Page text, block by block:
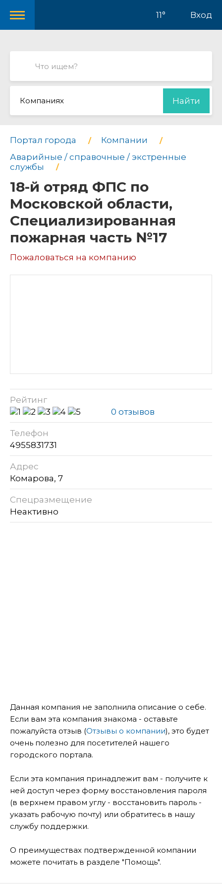
11° Вход
Компаниях Найти
Портал города
Компании
Аварийные / справочные / экстренные
службы
18-й отряд ФПС по
Московской области,
Специализированная
пожарная часть №17
Пожаловаться на компанию
Рейтинг
0 отзывов
Телефон
4955831731
Адрес
Комарова, 7
Спецразмещение
Неактивно
Данная компания не заполнила описание о себе.
Если вам эта компания знакома - оставьте
пожалуйста отзыв (Отзывы о компании), это будет
очень полезно для посетителей нашего
городского портала.
Если эта компания принадлежит вам - получите к
ней доступ через форму восстановления пароля
(в верхнем правом углу - восстановить пароль -
указать рабочую почту) или обратитесь в нашу
службу поддержки.
О преимуществах подтвержденной компании
можете почитать в разделе "Помощь".